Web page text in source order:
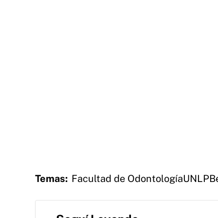
Temas: Facultad de OdontologíaUNLP